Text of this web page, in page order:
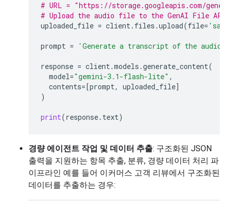
# URL = "https://storage.googleapis.com/
# Upload the audio file to the GenAI File API
uploaded_file = client. files .upload(file=
prompt = 'Generate a transcript of the
response = client.models .generate_content(
model="gemini-3.1-flash-lite" ,
contents=[prompt, uploaded_file]
)
print(response. text)
경량 에이전트 작업 및 데이터 추출: 구조화된 JSON
출력을 지원하는 항목 추출, 분류, 경량 데이터 처리 파
이프라인 예를 들어 이커머스 고객 리뷰에서 구조화된
데이터를 추출하는 경우: